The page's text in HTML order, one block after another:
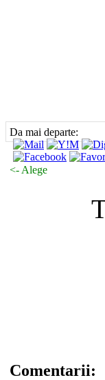
Da mai departe:
<- Alege
Comentarii: